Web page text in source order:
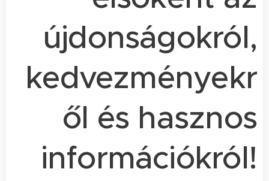
újdonságokról,
kedvezményekr
ől és hasznos
információkról!